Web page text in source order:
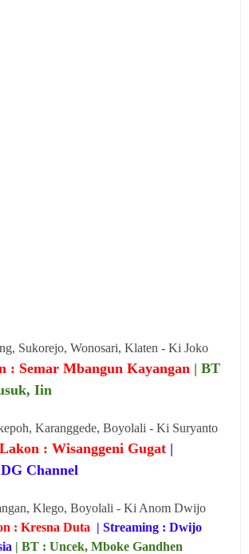
Sukorejo, Wonosari, Klaten - Ki Joko
: Semar Mbangun Kayangan | BT
Iin
Karanggede, Boyolali - Ki Suryanto
: Wisanggeni Gugat |
Channel
Klego, Boyolali - Ki Anom Dwijo
: Kresna Duta | Streaming : Dwijo
| BT : Uncek, Mboke Gandhen